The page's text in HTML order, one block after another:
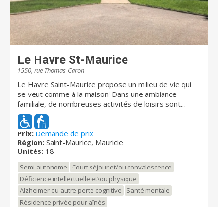
Le Havre St-Maurice
1550, rue Thomas-Caron
Le Havre Saint-Maurice propose un milieu de vie qui
se veut comme à la maison! Dans une ambiance
familiale, de nombreuses activités de loisirs sont
offertes. Nous sommes fiers de vous offrir des
services personalisés adaptés aux personnes vivants
avec des troubles cognitifs et de démence. Nous
sommes certifiés comme résidence sécuritaire pour
les personnes faisant de l'errance. (Portes codées et
grande cours avec potagers, cloturée) Pour avoir une
meilleure idée de qui nous sommes, suivez nous sur
facebook :
https://www.facebook.com/HavreSaintMaurice/ Venez
nous rencontrer!
Prix: Demande de prix
Région: Saint-Maurice, Mauricie
Unités: 18
Semi-autonome
Court séjour et/ou convalescence
Déficience intellectuelle et\ou physique
Alzheimer ou autre perte cognitive
Santé mentale
Résidence privée pour aînés